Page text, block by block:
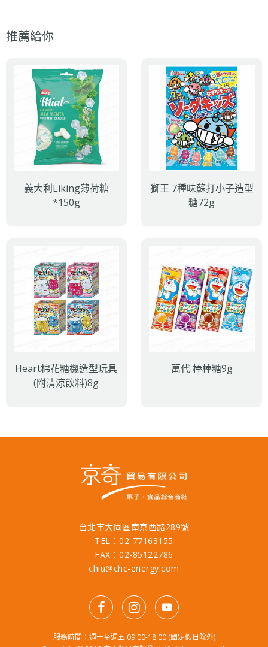
推薦給你
義大利Liking薄荷糖
*150g
獅王 7種味蘇打小子造型
糖72g
Heart棉花糖機造型玩具
(附清涼飲料)8g
萬代 棒棒糖9g
台北市大同區南京西路289號
TEL：02-77163155
FAX：02-85122786
chiu@chc-energy.com
服務時間：週一至週五 09:00-18:00 (國定假日除外)